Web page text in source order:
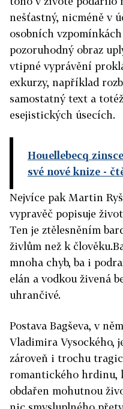
nešťastný, nicméně v
osobních
pozoruhodný obraz
vtipné vyprávění
exkurzy, například
samostatný text a
esejistických úsecích.
Houellebecq
své nové knize -
Nejvíce pak Martin
vypravěč popisuje
Ten je ztělesněním
živlům než k
mnoha chyb, ba i
elán a vodkou živená
uhrančivé.
Postava Bagševa, v
Vladimira Vysockého,
zároveň i trochu
romantického hrdinu,
obdařen mohutnou